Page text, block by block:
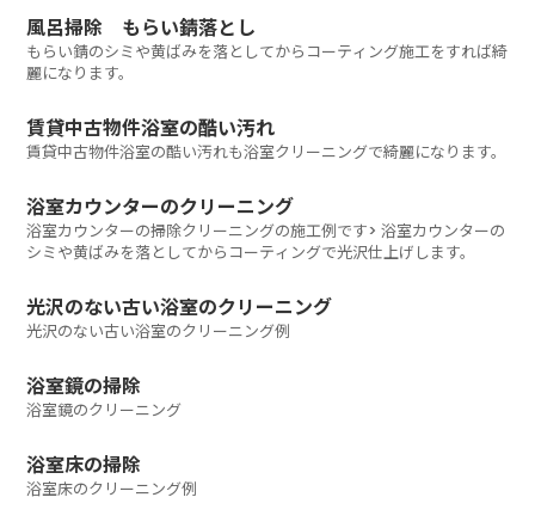
った浴室お風呂を掃除とコーティングでリフォームします。浴室クリ
ーニングお風呂掃除＋コーティングを激安価格で新品同様の艶と輝き
にお掃除&リフォームする浴室クリーニングお風呂掃除専門企業で
す。防カビ抗菌加工も可能です。一般的なな浴室リフォームと違って
浴室リフォームを実現しました。まるで本格的にリフォームしたよう
にきれいに仕上がります。またトイレ・便器も掃除＋コーティング可
能です。東京都、千葉県、茨城県、神奈川県・埼玉県を中心に出張も
風呂掃除 もらい錆落とし
もらい錆のシミや黄ばみを落としてからコーティング施工をすれば綺
麗になります。
賃貸中古物件浴室の酷い汚れ
賃貸中古物件浴室の酷い汚れも浴室クリーニングで綺麗になります。
浴室カウンターのクリーニング
浴室カウンターの掃除クリーニングの施工例です> 浴室カウンターの
シミや黄ばみを落としてからコーティングで光沢仕上げします。
光沢のない古い浴室のクリーニング
光沢のない古い浴室のクリーニング例
浴室鏡の掃除
浴室鏡のクリーニング
浴室床の掃除
浴室床のクリーニング例